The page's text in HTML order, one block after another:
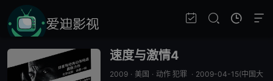
速度与激情4
2009 · 美国 · 动作 犯罪 · 2009-04-15(中国大